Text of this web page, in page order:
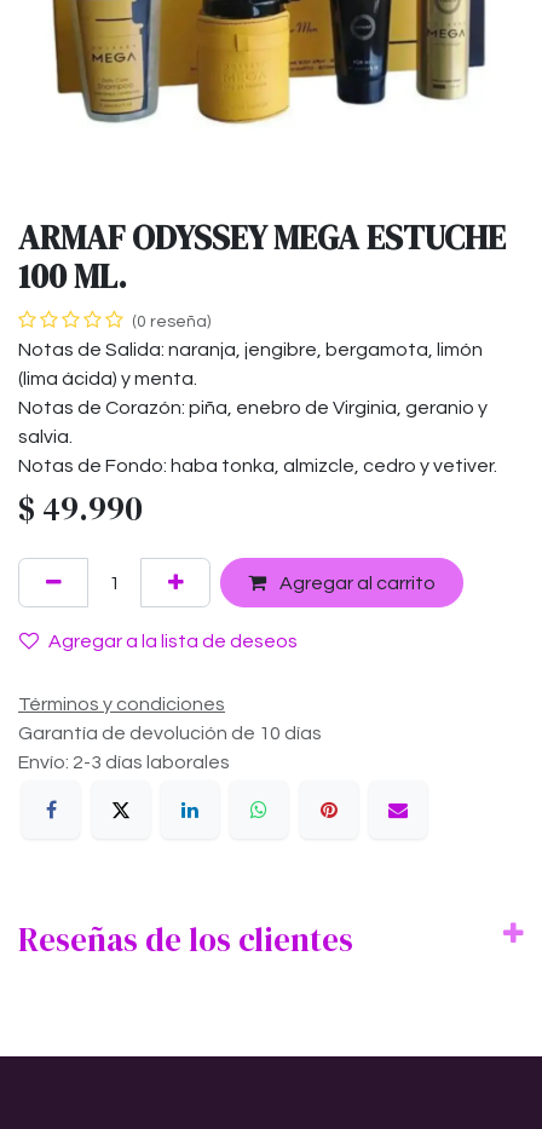
ARMAF ODYSSEY MEGA ESTUCHE
100 ML.
(0 reseña)
Notas de Salida: naranja, jengibre, bergamota, limón
(lima ácida) y menta.
Notas de Corazón: piña, enebro de Virginia, geranio y
salvia.
Notas de Fondo: haba tonka, almizcle, cedro y vetiver.
$ 49.990
Agregar al carrito
Agregar a la lista de deseos
Términos y condiciones
Garantía de devolución de 10 días
Envío: 2-3 días laborales
Reseñas de los clientes